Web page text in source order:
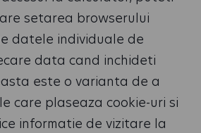
setarea browserului
datele individuale de
data cand inchideti
este o varianta de a
care plaseaza cookie-uri si
informatie de vizitare la